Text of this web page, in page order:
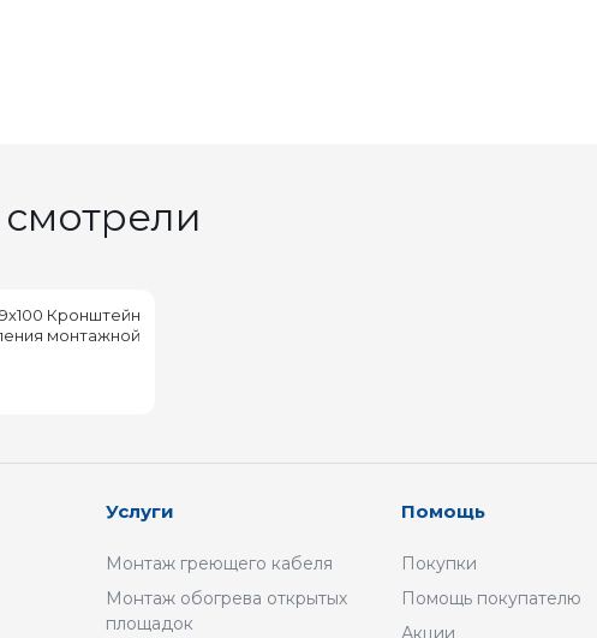
Кронштейн
монтажной
Услуги
Монтаж греющего кабеля
Монтаж обогрева открытых
площадок
Помощь
Покупки
Помощь покупателю
Акции